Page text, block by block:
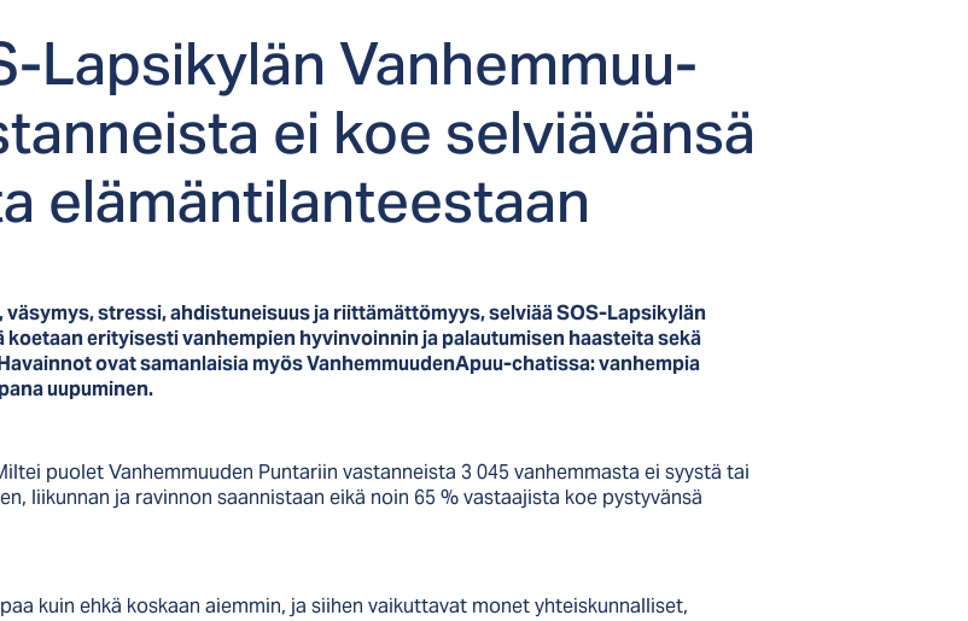
Lap­si­ky­län Van­hem­muu­
ei koe sel­viä­vän­sä
elä­män­ti­lan­tees­taan
stressi, ahdistuneisuus ja riittämättömyys, selviää SOS-Lapsikylän
erityisesti vanhempien hyvinvoinnin ja palautumisen haasteita sekä
ovat samanlaisia myös VanhemmuudenApuu-chatissa: vanhempia
uupuminen.
puolet Vanhemmuuden Puntariin vastanneista 3 045 vanhemmasta ei syystä tai
liikunnan ja ravinnon saannistaan eikä noin 65 % vastaajista koe pystyvänsä
kuin ehkä koskaan aiemmin, ja siihen vaikuttavat monet yhteiskunnalliset,